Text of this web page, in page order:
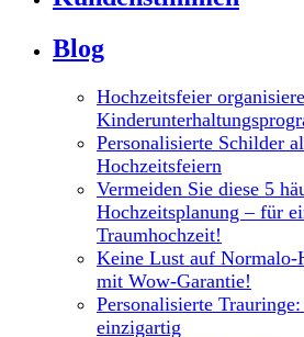
Blog
Hochzeitsfeier
Personalisierte Schilder
Hochzeitsfeiern
Vermeiden Sie diese 5
Hochzeitsplanung – für
Traumhochzeit!
Keine Lust auf Normalo-
mit Wow-Garantie!
Personalisierte
einzigartig